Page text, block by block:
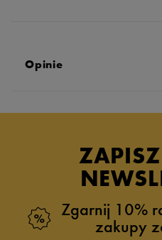
Opinie
Zgarnij 10%
zakupy